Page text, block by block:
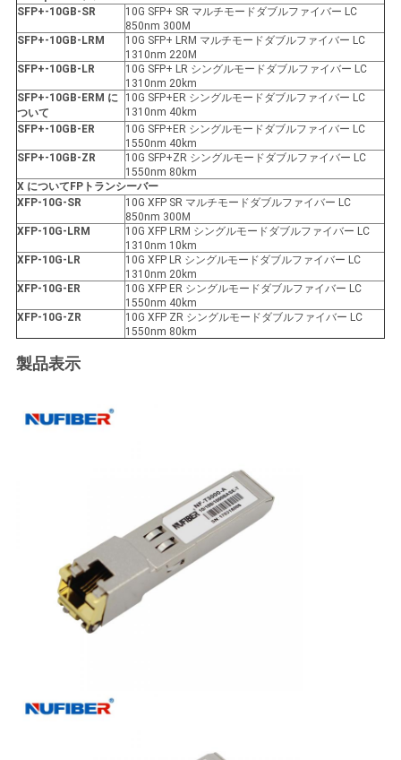
SFP+-10GB-SR
10G SFP+ SR マルチモードダブルファイバー LC
850nm 300M
SFP+-10GB-LRM
10G SFP+ LRM マルチモードダブルファイバー LC
1310nm 220M
SFP+-10GB-LR
10G SFP+ LR シングルモードダブルファイバー LC
1310nm 20km
SFP+-10GB-ER M に
ついて
10G SFP+ER シングルモードダブルファイバー LC
1310nm 40km
SFP+-10GB-ER
10G SFP+ER シングルモードダブルファイバー LC
1550nm 40km
SFP+-10GB-ZR
10G SFP+ZR シングルモードダブルファイバー LC
1550nm 80km
X について FPトランシーバー
XFP-10G-SR
10G XFP SR マルチモードダブルファイバー LC
850nm 300M
XFP-10G-LRM
10G XFP LRM シングルモードダブルファイバー LC
1310nm 10km
XFP-10G-LR
10G XFP LR シングルモードダブルファイバー LC
1310nm 20km
XFP-10G-ER
10G XFP ER シングルモードダブルファイバー LC
1550nm 40km
XFP-10G-ZR
10G XFP ZR シングルモードダブルファイバー LC
1550nm 80km
製品表示